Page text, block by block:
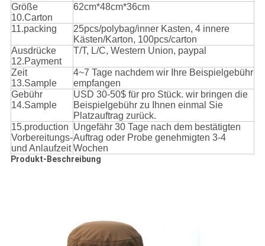
Größe
10.Carton
62cm*48cm*36cm
11.packing
25pcs/polybag/inner Kasten, 4 innere
Kästen/Karton, 100pcs/carton
Ausdrücke
12.Payment
T/T, L/C, Western Union, paypal
Zeit
13.Sample
4~7 Tage nachdem wir Ihre Beispielgebühr
empfangen
Gebühr
14.Sample
USD 30-50$ für pro Stück. wir bringen die
Beispielgebühr zu Ihnen einmal Sie
Platzauftrag zurück.
15.production
Vorbereitungs-
und Anlaufzeit
Ungefähr 30 Tage nach dem bestätigten
Auftrag oder Probe genehmigten 3-4
Wochen
Produkt-Beschreibung